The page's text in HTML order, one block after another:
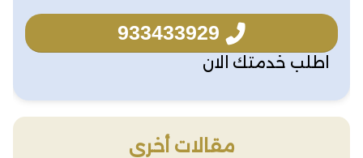
933433929
اطلب خدمتك الان
مقالات أخرى